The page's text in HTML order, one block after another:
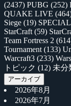
(2437) PUBG (252)
QUAKE LIVE
Siege (19)
StarCraft (59)
Team Fortress 2
Tournament (133)
Warcraft3 (233)
トピック (12) 未分
アーカイブ
2026年8月
2026年7月